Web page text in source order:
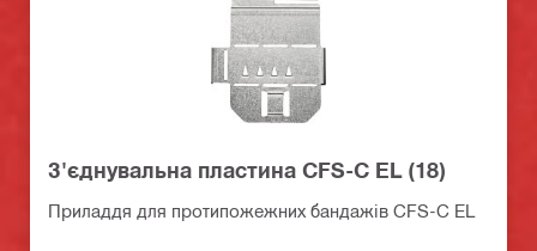
З'єднувальна пластина CFS-C EL (18)
Приладдя для протипожежних бандажів CFS-C EL